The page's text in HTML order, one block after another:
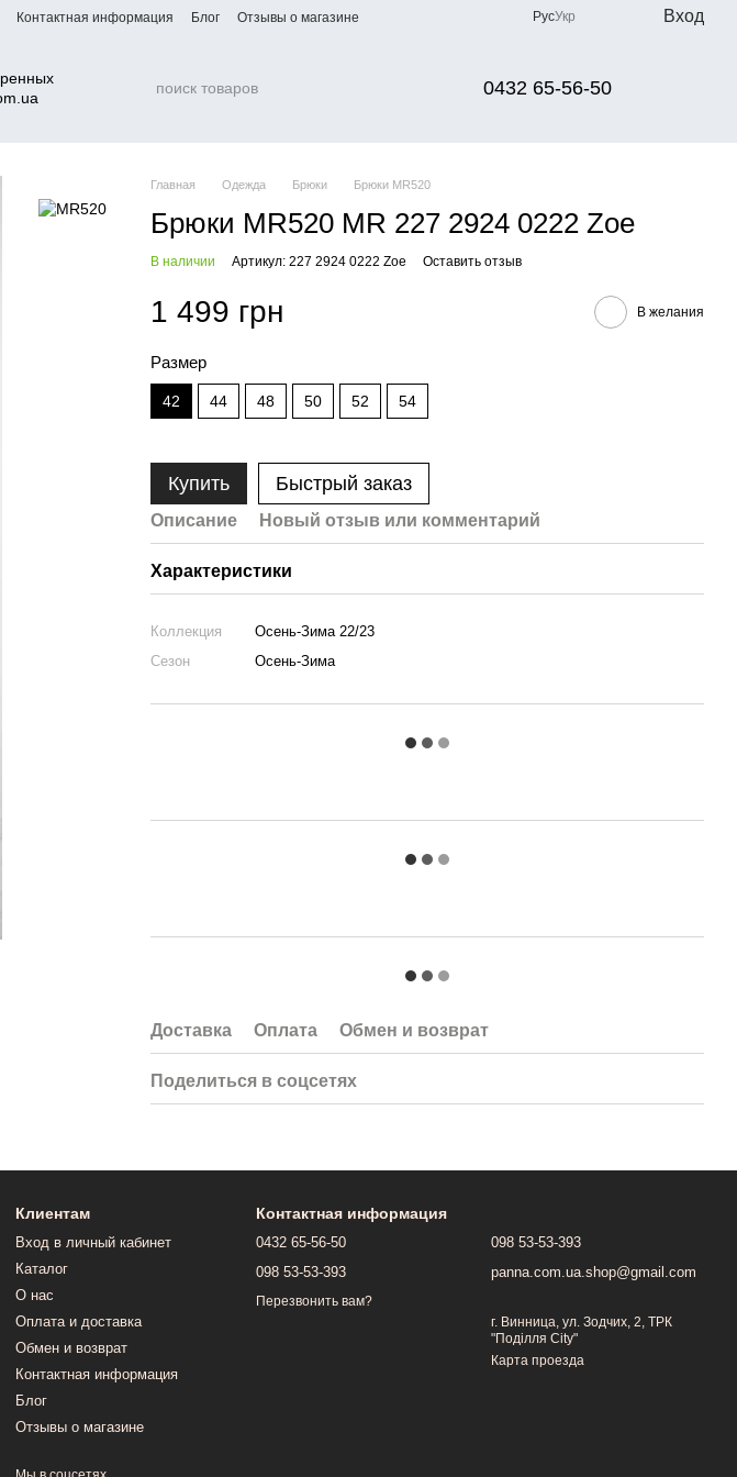
Контактная информация Блог Отзывы о магазине РусУкр Вход
0432 65-56-50
Главная Одежда Брюки Брюки MR520
Брюки MR520 MR 227 2924 0222 Zoe
В наличии Артикул: 227 2924 0222 Zoe Оставить отзыв
1 499 грн В желания
Размер
42 44 48 50 52 54
Купить Быстрый заказ
Описание Новый отзыв или комментарий
Характеристики
Коллекция
Осень-Зима 22/23
Сезон
Осень-Зима
Доставка Оплата Обмен и возврат
Поделиться в соцсетях
Клиентам
Вход в личный кабинет
Каталог
О нас
Оплата и доставка
Обмен и возврат
Контактная информация
Блог
Отзывы о магазине
Контактная информация
0432 65-56-50
098 53-53-393
Перезвонить вам?
098 53-53-393
panna.com.ua.shop@gmail.com
г. Винница, ул. Зодчих, 2, ТРК
"Поділля City"
Карта проезда